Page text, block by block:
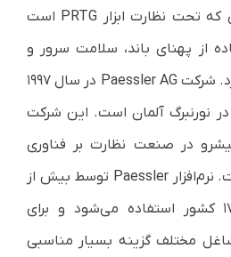
می‌دهد. از جمله مواردی که تحت نظارت ابزار PRTG است
از پهنای باند، سلامت سرور و
عملکرد برنامه‌ها اشاره کرد. شرکت Paessler AG در سال ۱۹۹۷
نورنبرگ آلمان است. این شرکت
در صنعت نظارت بر فناوری
اطلاعات تثبیت کرده است. نرم‌افزار Paessler توسط بیش از
پانصد هزار کاربر در ۱۷۰ کشور استفاده می‌شود و برای
مختلف گزینه بسیار مناسبی